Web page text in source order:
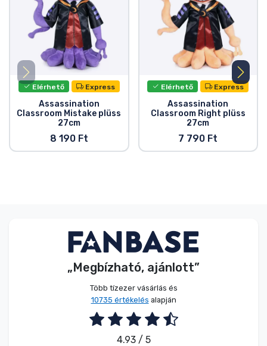
Elérhető Express
Assassination
Classroom Mistake plüss
27cm
8 190 Ft
Elérhető Express
Assassination
Classroom Right plüss
27cm
7 790 Ft
„Megbízható, ajánlott”
Több tízezer vásárlás és
10735 értékelés alapján
4.93 / 5